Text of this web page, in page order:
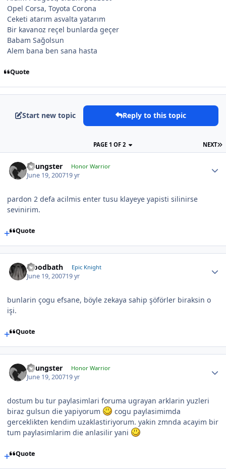
Opel Corsa, Toyota Corona
Ceketi atarım asvalta yatarım
Bir kavanoz reçel bunlarda geçer
Babam Sağolsun
Alem bana ben sana hasta
Quote
Start new topic Reply to this topic
NEXT
PAGE 1 OF 2
Youngster Honor Warrior
June 19, 200719 yr
pardon 2 defa acilmis enter tusu klayeye yapisti silinirse
sevinirim.
Quote
bloodbath Epic Knight
June 19, 200719 yr
bunlarin çogu efsane, böyle zekaya sahip şöförler biraksin o
işi.
Quote
Youngster Honor Warrior
June 19, 200719 yr
dostum bu tur paylasimlari foruma ugrayan arklarin yuzleri
biraz gulsun die yapiyorum
cogu paylasimimda
gerceklikten kendim uzaklastiriyorum. yakin zmnda acayim bir
tum paylasimlarim die anlasilir yani
Quote